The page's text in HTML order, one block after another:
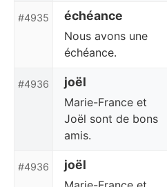
#4935 échéance
Nous avons une
échéance.
#4936 joël
Marie-France et
Joël sont de bons
amis.
#4936 joël